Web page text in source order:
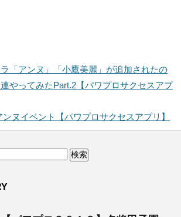
「アンヌ」「小鷹美麗」が追加されたの
やってみたPart.2【パワプロサクセスアプ
ンヌイベント【パワプロサクセスアプリ】